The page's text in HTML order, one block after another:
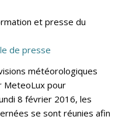
et presse du
de presse
météorologiques
MeteoLux pour
8 février 2016, les
se sont réunies afin